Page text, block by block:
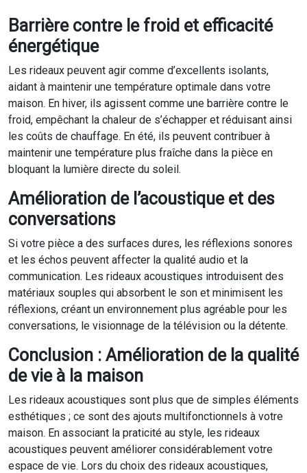
Barrière contre le froid et efficacité
énergétique
Les rideaux peuvent agir comme d’excellents isolants,
aidant à maintenir une température optimale dans votre
maison. En hiver, ils agissent comme une barrière contre le
froid, empêchant la chaleur de s’échapper et réduisant ainsi
les coûts de chauffage. En été, ils peuvent contribuer à
maintenir une température plus fraîche dans la pièce en
bloquant la lumière directe du soleil.
Amélioration de l’acoustique et des
conversations
Si votre pièce a des surfaces dures, les réflexions sonores
et les échos peuvent affecter la qualité audio et la
communication. Les rideaux acoustiques introduisent des
matériaux souples qui absorbent le son et minimisent les
réflexions, créant un environnement plus agréable pour les
conversations, le visionnage de la télévision ou la détente.
Conclusion : Amélioration de la qualité
de vie à la maison
Les rideaux acoustiques sont plus que de simples éléments
esthétiques ; ce sont des ajouts multifonctionnels à votre
maison. En associant la praticité au style, les rideaux
acoustiques peuvent améliorer considérablement votre
espace de vie. Lors du choix des rideaux acoustiques,